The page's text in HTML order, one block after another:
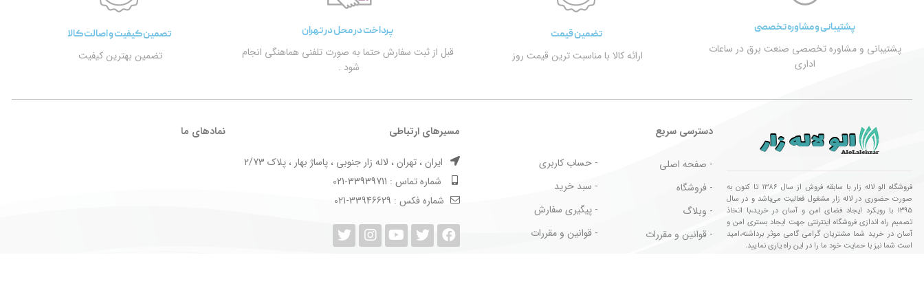
پشتیبانی و مشاوره تخصصی
پشتیبانی و مشاوره تخصصی صنعت برق در ساعات
اداری
تضمین قیمت
ارائه کالا با مناسبت ترین قیمت روز
پرداخت در محل در تهران
قبل از ثبت سفارش حتما به صورت تلفنی هماهنگی انجام
شود .
تصمین کیفیت و اصالت کالا
تضمین بهترین کیفیت
فروشگاه الو لاله زار با سابقه فروش از سال ۱۳۸۶ تا کنون به
صورت حضوری در لاله زار مشغول فعالیت می‌باشد و در سال
۱۳۹۵ با رویکرد ایجاد فضای امن و آسان در خرید،با اتخاذ
تصمیم راه اندازی فروشگاه اینترنتی جهت ایجاد بستری امن و
آسان در خرید شما مشتریان گرامی گامی موثر برداشته،امید
است شما نیز با حمایت خود ما را در این راه یاری نمایید.
دسترسی سریع
- صفحه اصلی
- فروشگاه
- وبلاگ
- قوانین و مقررات
- حساب کاربری
- سبد خرید
- پیگیری سفارش
- قوانین و مقررات
مسیرهای ارتباطی
ایران ، تهران ، لاله زار جنوبی ، پاساژ بهار ، پلاک 2/73
شماره تماس : 33939711-021
شماره فکس : 33946629-021
نمادهای ما